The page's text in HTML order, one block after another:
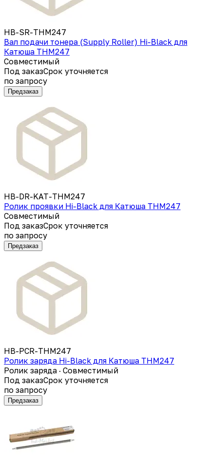
HB-SR-THM247
Вал подачи тонера (Supply Roller) Hi-Black для
Катюша THM247
Совместимый
Под заказСрок уточняется
по запросу
Предзаказ
HB-DR-KAT-THM247
Ролик проявки Hi-Black для Катюша THM247
Совместимый
Под заказСрок уточняется
по запросу
Предзаказ
HB-PCR-THM247
Ролик заряда Hi-Black для Катюша THM247
Ролик заряда · Совместимый
Под заказСрок уточняется
по запросу
Предзаказ